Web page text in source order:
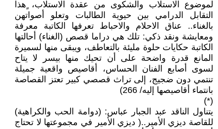
لموضوع الاستلاب والشكوى من عقدة الاستلاب، ٍهذا
التقابل الدرامي بين حيوية الطالبات وتعلو أصواتهن
بالغناء.. عناق الاحلام والاحباط تعرفها الكاتبة معرفة
ومعايشة ونقد ذكي: تلك هي دراما قصص (الغناء) أحالتها
الكاتبة حكايات حلوة مليئة بالتعاطف، ويبقى منها لسميرة
المانع قدرة واضحة على أن تحيك منها بيسر لا يتاح
لسوى أصابع الفنان الحساس، أقاصيص واقعية جميلة
تنتمي دون ضجيج، إلى تراث قصصي كبير تعتز القصاصة
بانتماء أقاصيصها إليه/ 266)
(*)
يتناول الناقد عبد الجبار عباس: (دوامة الحب والكراهية)
للقاصة ديزي الأمير..( ديزي الأمير في مجموعتها لا تحتاج